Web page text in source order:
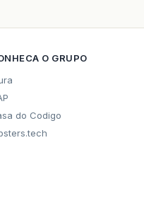
O GRUPO
do Codigo